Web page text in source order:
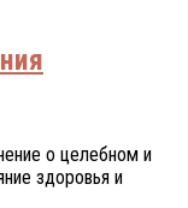
о целебном и
здоровья и